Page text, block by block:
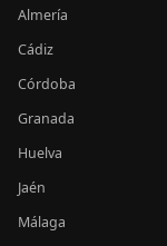
Almería
Cádiz
Córdoba
Granada
Huelva
Jaén
Málaga